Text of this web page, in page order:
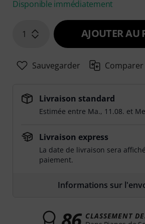
Disponible immédiatement
1 AJOUTER AU
Sauvegarder Comparer
Livraison standard
Estimée entre Ma., 11.08. et
Livraison express
La date de livraison sera
paiement.
Informations sur
CLASSEMENT